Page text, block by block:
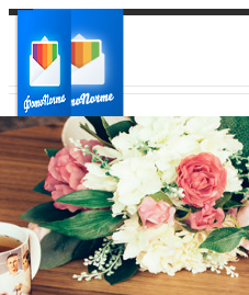
Ваш город:
Ваш регион доставки
Выберите из списка: